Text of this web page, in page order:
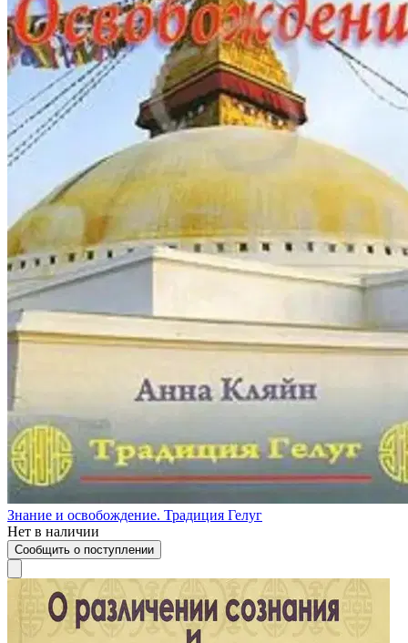
Знание и освобождение. Традиция Гелуг
Нет в наличии
Сообщить о поступлении